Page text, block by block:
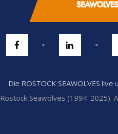
Die ROSTOCK SEAWOLVES
Rostock Seawolves (1994-2025).